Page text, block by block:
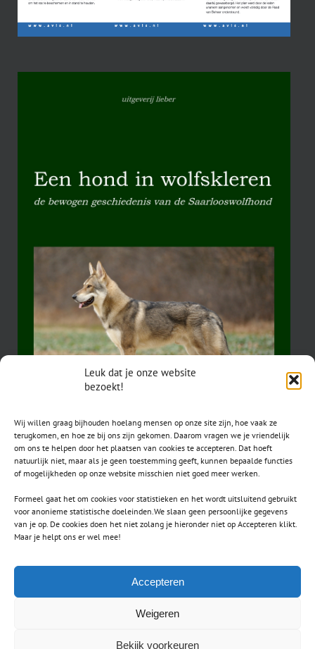
Leuk dat je onze website
bezoekt!
Wij willen graag bijhouden hoelang mensen op onze site zijn, hoe vaak ze
terugkomen, en hoe ze bij ons zijn gekomen. Daarom vragen we je vriendelijk
om ons te helpen door het plaatsen van cookies te accepteren. Dat hoeft
natuurlijk niet, maar als je geen toestemming geeft, kunnen bepaalde functies
of mogelijkheden op onze website misschien niet goed meer werken.
Formeel gaat het om cookies voor statistieken en het wordt uitsluitend gebruikt
voor anonieme statistische doeleinden.We slaan geen persoonlijke gegevens
van je op. De cookies doen het niet zolang je hieronder niet op Accepteren klikt.
Maar je helpt ons er wel mee!
Accepteren
Weigeren
Bekijk voorkeuren
CONTACT
secretaris.avls@gmail.com